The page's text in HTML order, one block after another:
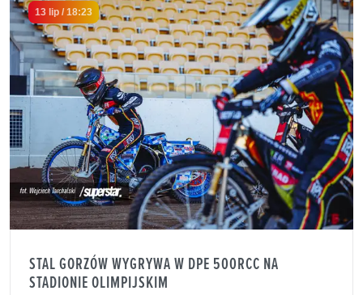
13 lip / 18:23
STAL GORZÓW WYGRYWA W DPE 500RCC NA
STADIONIE OLIMPIJSKIM